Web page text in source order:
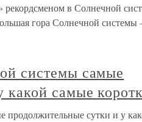
в Солнечной
гора Солнечной
системы самые
самые
продолжительные сутки и у